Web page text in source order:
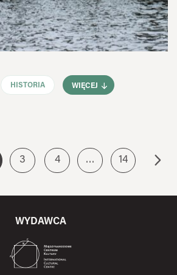
HISTORIA WIĘCEJ
3 4 … 14
WYDAWCA